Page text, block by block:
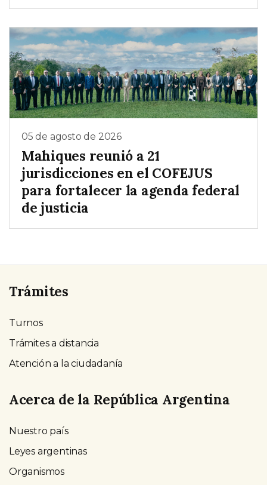
05 de agosto de 2026
Mahiques reunió a 21
jurisdicciones en el COFEJUS
para fortalecer la agenda federal
de justicia
Trámites
Turnos
Trámites a distancia
Atención a la ciudadanía
Acerca de la República Argentina
Nuestro país
Leyes argentinas
Organismos